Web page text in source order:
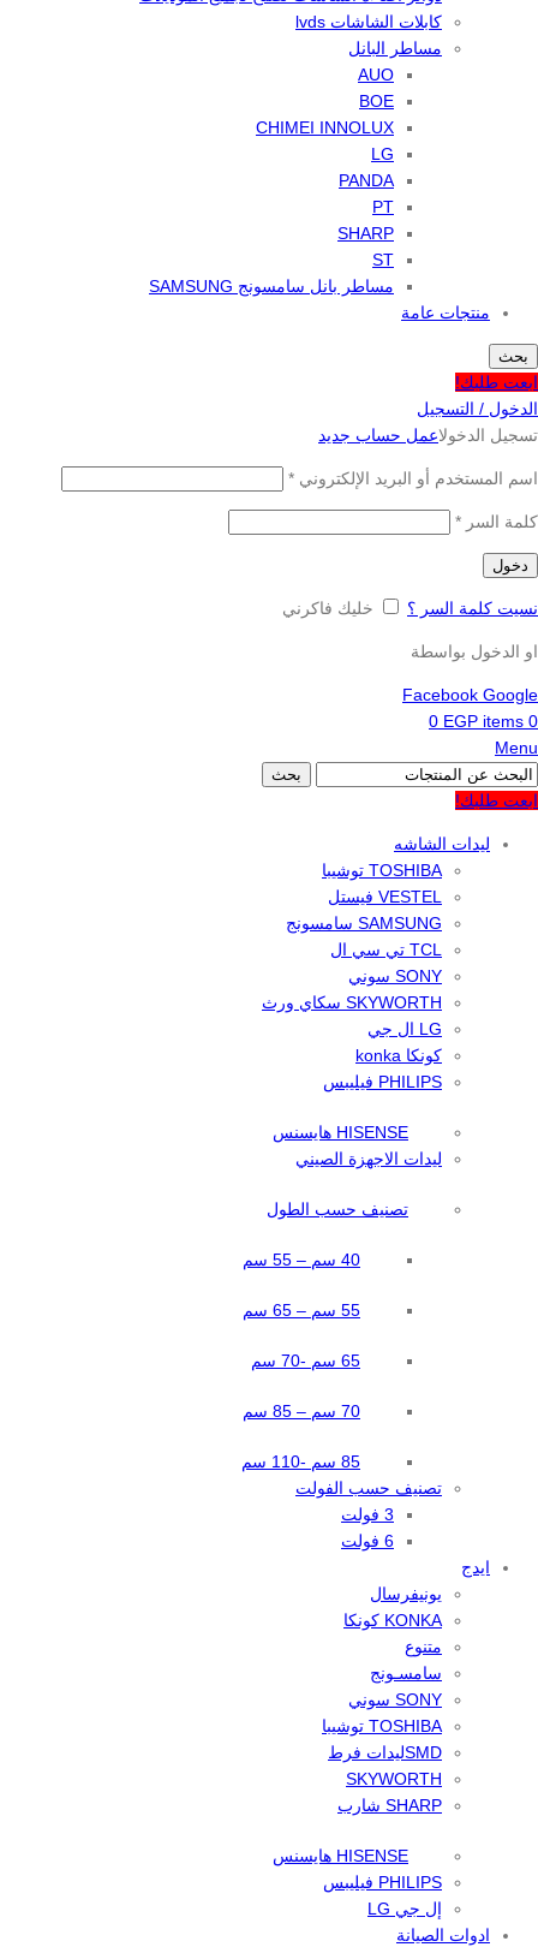
كابلات الشاشات lvds
مساطر البانل
AUO
BOE
CHIMEI INNOLUX
LG
PANDA
PT
SHARP
ST
مساطر بانل سامسونج SAMSUNG
منتجات عامة
بحث
ابعت طلبك!
الدخول / التسجيل
تسجيل الدخولاعمل حساب جديد
اسم المستخدم أو البريد الإلكتروني *
كلمة السر *
دخول
نسيت كلمة السر ؟ خليك فاكرني
او الدخول بواسطة
Facebook Google
0
items
0 EGP
Menu
بحث
ابعت طلبك!
ليدات الشاشه
TOSHIBA توشيبا
VESTEL فيستل
SAMSUNG سامسونج
TCL تي سي ال
SONY سوني
SKYWORTH سكاي ورث
LG ال جي
كونكا konka
PHILIPS فيليبس
HISENSE هايسنس
ليدات الاجهزة الصيني
تصنيف حسب الطول
40 سم – 55 سم
55 سم – 65 سم
65 سم -70 سم
70 سم – 85 سم
85 سم -110 سم
تصنيف حسب الفولت
3 فولت
6 فولت
ايدج
يونيفرسال
KONKA كونكا
متنوع
سامسـونج
SONY سوني
TOSHIBA توشيبا
SMDليدات فرط
SKYWORTH
SHARP شارب
HISENSE هايسنس
PHILIPS فيليبس
إل جي LG
ادوات الصيانة